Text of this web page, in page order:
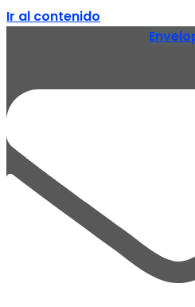
Ir al contenido